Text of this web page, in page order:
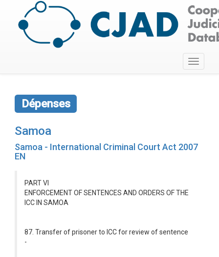
Toggle
Dépenses
Samoa
Samoa - International Criminal Court Act 2007
EN
PART VI
ENFORCEMENT OF SENTENCES AND ORDERS OF THE
ICC IN SAMOA
87. Transfer of prisoner to ICC for review of sentence
-